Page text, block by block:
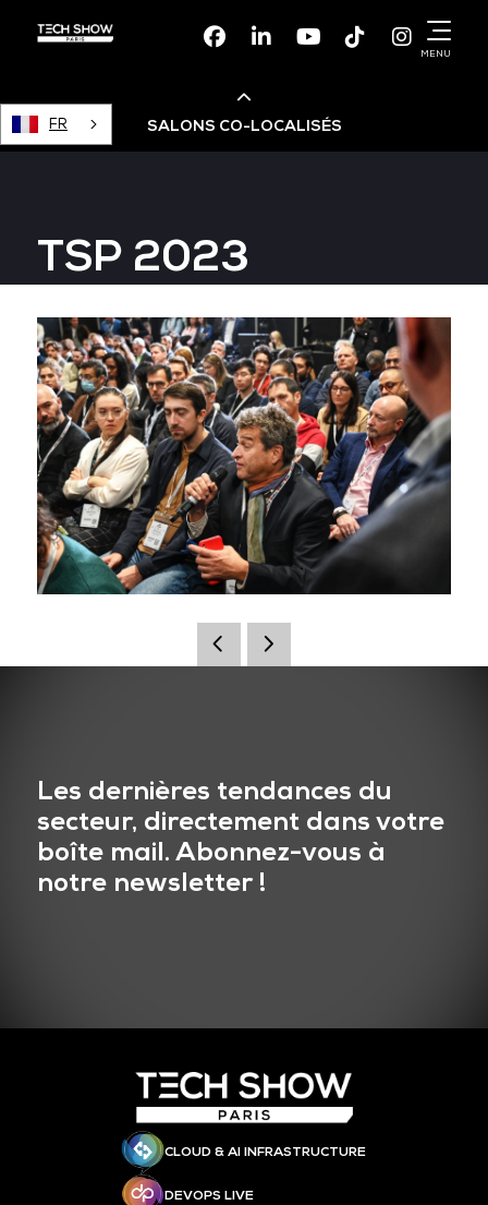
FacebookLinkedinYoutubeTikTok
MENU
FR SALONS CO-LOCALISÉS
Devops Live
Cloud & Cyber Security
Data & AI Leaders Summit
Data Centre World
TSP 2023
Les dernières tendances du
secteur, directement dans votre
boîte mail. Abonnez-vous à
notre newsletter !
CLOUD & AI INFRASTRUCTURE
DEVOPS LIVE